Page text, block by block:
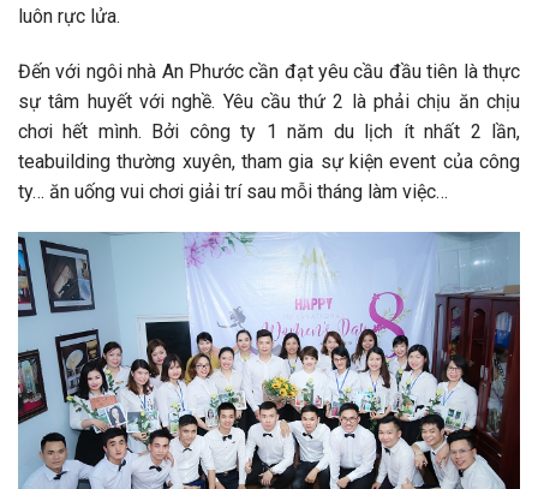
luôn rực lửa.
Đến với ngôi nhà An Phước cần đạt yêu cầu đầu tiên là thực
sự tâm huyết với nghề. Yêu cầu thứ 2 là phải chịu ăn chịu
chơi hết mình. Bởi công ty 1 năm du lịch ít nhất 2 lần,
teabuilding thường xuyên, tham gia sự kiện event của công
ty… ăn uống vui chơi giải trí sau mỗi tháng làm việc…